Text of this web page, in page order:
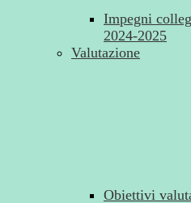
Impegni
2024-2025
Valutazione
Obiettivi